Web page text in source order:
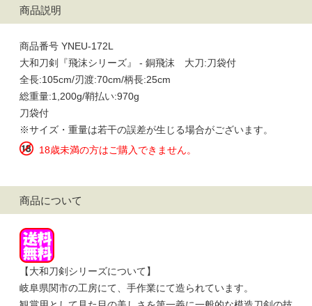
商品説明
商品番号 YNEU-172L
大和刀剣『飛沫シリーズ』 - 銅飛沫 大刀:刀袋付
全長:105cm/刃渡:70cm/柄長:25cm
総重量:1,200g/鞘払い:970g
刀袋付
※サイズ・重量は若干の誤差が生じる場合がございます。
18歳未満の方はご購入できません。
商品について
【大和刀剣シリーズについて】
岐阜県関市の工房にて、手作業にて造られています。